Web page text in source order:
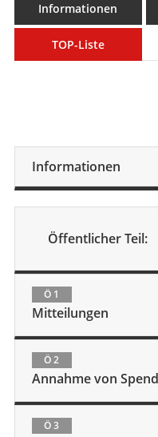
Informationen
TOP-Liste
Informationen
Öffentlicher Teil:
Ö 1
Mitteilungen
Ö 2
Annahme von
Ö 3